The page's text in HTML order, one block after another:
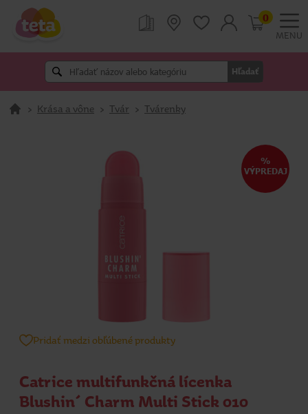
MENU
Hľadať
0
> Krása a vône > Tvár > Tvárenky
%
VÝPREDAJ
Pridať medzi obľúbené produkty
Catrice multifunkčná lícenka
Blushin´ Charm Multi Stick 010